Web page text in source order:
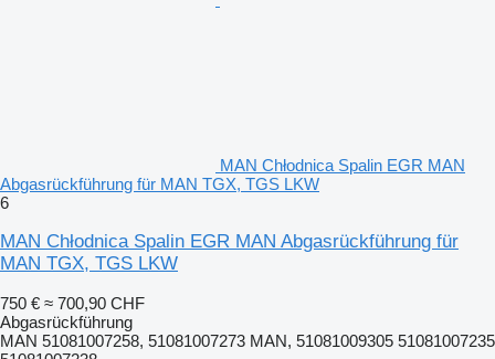
MAN Chłodnica Spalin EGR MAN
Abgasrückführung für MAN TGX, TGS LKW
6
MAN Chłodnica Spalin EGR MAN Abgasrückführung für
MAN TGX, TGS LKW
750 € ≈ 700,90 CHF
Abgasrückführung
MAN 51081007258, 51081007273 MAN, 51081009305 51081007235